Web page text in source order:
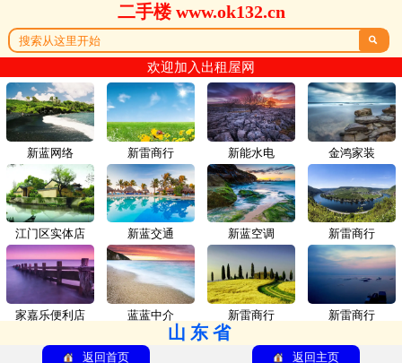
二手楼 www.ok132.cn

欢迎加入出租屋网
新蓝网络 新雷商行
江门区实体店 新蓝交通
家嘉乐便利店 蓝蓝中介
新能水电 金鸿家装
新蓝空调 新雷商行
新雷商行 新雷商行
山东省
返回首页 返回主页